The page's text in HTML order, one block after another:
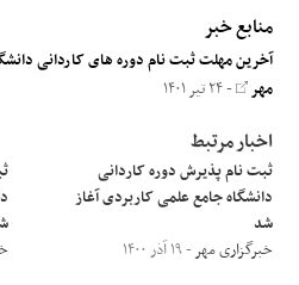
منابع خبر
آخرین مهلت ثبت نام دوره های کاردانی
مهر - ۲۴ تیر ۱۴۰۱
اخبار مرتبط
ثبت نام پذیرش دوره کاردانی
دانشگاه جامع علمی کاربردی آغاز
شد
خبرگزاری مهر- ۱۹ آذر ۱۴۰۰